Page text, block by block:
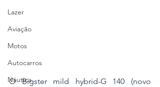
Lazer
Aviação
Motos
Autocarros
Náutica
O Bigster mild hybrid-G 140 (novo